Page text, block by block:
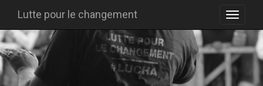
Lutte pour le changement